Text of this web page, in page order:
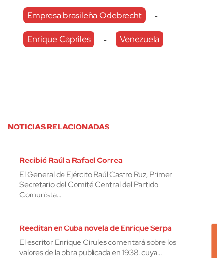
Empresa brasileña Odebrecht -
Enrique Capriles - Venezuela
NOTICIAS RELACIONADAS
Recibió Raúl a Rafael Correa
El General de Ejército Raúl Castro Ruz, Primer
Secretario del Comité Central del Partido
Comunista…
Reeditan en Cuba novela de Enrique Serpa
El escritor Enrique Cirules comentará sobre los
valores de la obra publicada en 1938, cuya…